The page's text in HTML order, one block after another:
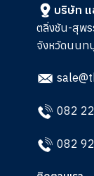
บริษัท แ
ตลิ่งชัน-สุพ
จังหวัดนนท
082
082